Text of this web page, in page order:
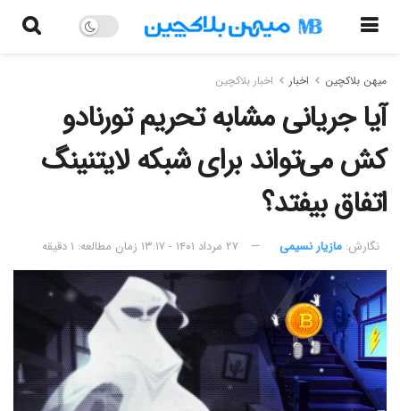
میهن بلاکچین اخبار اخبار بلاکچین
آیا جریانی مشابه تحریم تورنادو
کش می‌تواند برای شبکه لایتنینگ
اتفاق بیفتد؟
نگارش:‌ مازیار نسیمی ۲۷ مرداد ۱۴۰۱ - ۱۳:۱۷ زمان مطالعه: ۱ دقیقه